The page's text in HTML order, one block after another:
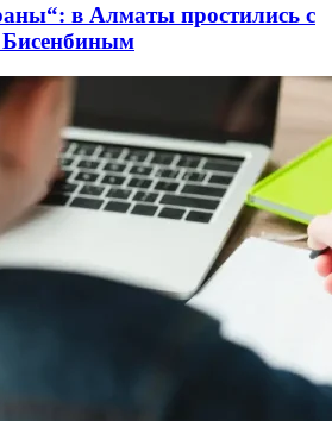
в Алматы простились с